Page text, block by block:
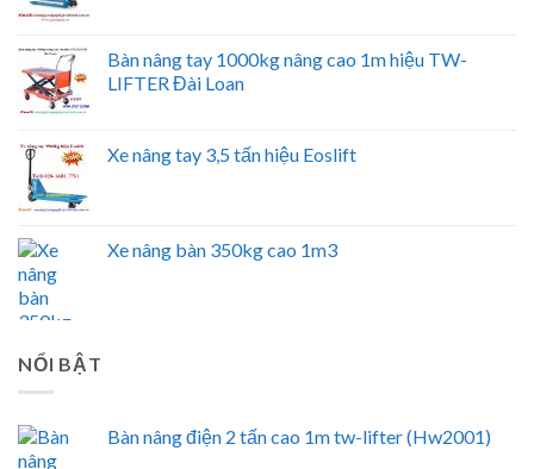
Bàn nâng tay 1000kg nâng cao 1m hiệu TW-
LIFTER Đài Loan
Xe nâng tay 3,5 tấn hiệu Eoslift
Xe nâng bàn 350kg cao 1m3
NỔI BẬT
Bàn nâng điện 2 tấn cao 1m tw-lifter (Hw2001)